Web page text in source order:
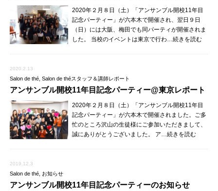
2020年２月８日（土）「アンサンブル開校11年目
記念パーティー」が六本木で開催され、翌日９日
（日）には大阪、梅田でも同パーティが開催されま
した。 当校のイベントは東京で行わ…続きを読む
2020.2.13
Salon de thé Salon de théスタッフ＆講師レポート
アンサンブル開校11年目記念パーティー@東京レポート
2020年２月８日（土）「アンサンブル開校11年目
記念パーティー」が六本木で開催されました。ご多
忙のところ沢山の生徒様にご参加いただきまして、
誠にありがとうございました。 ア…続きを読む
2019.12.3
Salon de thé お知らせ
アンサンブル開校11年目記念パーティーのお知らせ